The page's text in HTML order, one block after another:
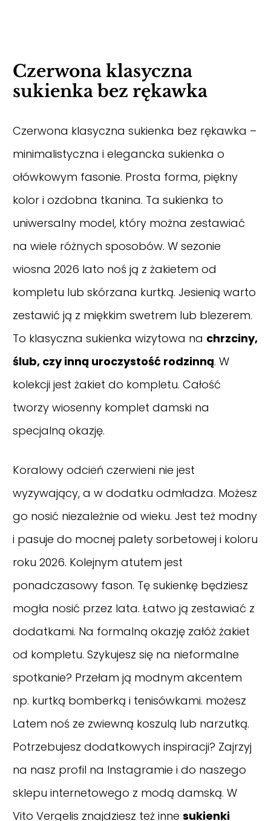
Czerwona klasyczna
sukienka bez rękawka
Czerwona klasyczna sukienka bez rękawka –
minimalistyczna i elegancka sukienka o
ołówkowym fasonie. Prosta forma, piękny
kolor i ozdobna tkanina. Ta sukienka to
uniwersalny model, który można zestawiać
na wiele różnych sposobów. W sezonie
wiosna 2026 lato noś ją z żakietem od
kompletu lub skórzana kurtką. Jesienią warto
zestawić ją z miękkim swetrem lub blezerem.
To klasyczna sukienka wizytowa na chrzciny,
ślub, czy inną uroczystość rodzinną. W
kolekcji jest żakiet do kompletu. Całość
tworzy wiosenny komplet damski na
specjalną okazję.
Koralowy odcień czerwieni nie jest
wyzywający, a w dodatku odmładza. Możesz
go nosić niezależnie od wieku. Jest też modny
i pasuje do mocnej palety sorbetowej i koloru
roku 2026. Kolejnym atutem jest
ponadczasowy fason. Tę sukienkę będziesz
mogła nosić przez lata. Łatwo ją zestawiać z
dodatkami. Na formalną okazję załóż żakiet
od kompletu. Szykujesz się na nieformalne
spotkanie? Przełam ją modnym akcentem
np. kurtką bomberką i tenisówkami. możesz
Latem noś ze zwiewną koszulą lub narzutką.
Potrzebujesz dodatkowych inspiracji? Zajrzyj
na nasz profil na Instagramie i do naszego
sklepu internetowego z modą damską. W
Vito Vergelis znajdziesz też inne sukienki